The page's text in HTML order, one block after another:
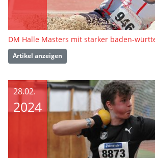
Artikel anzeigen
28.02.
2024